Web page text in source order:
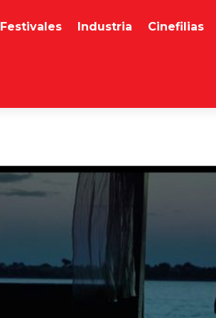
Festivales Industria Cinefilias